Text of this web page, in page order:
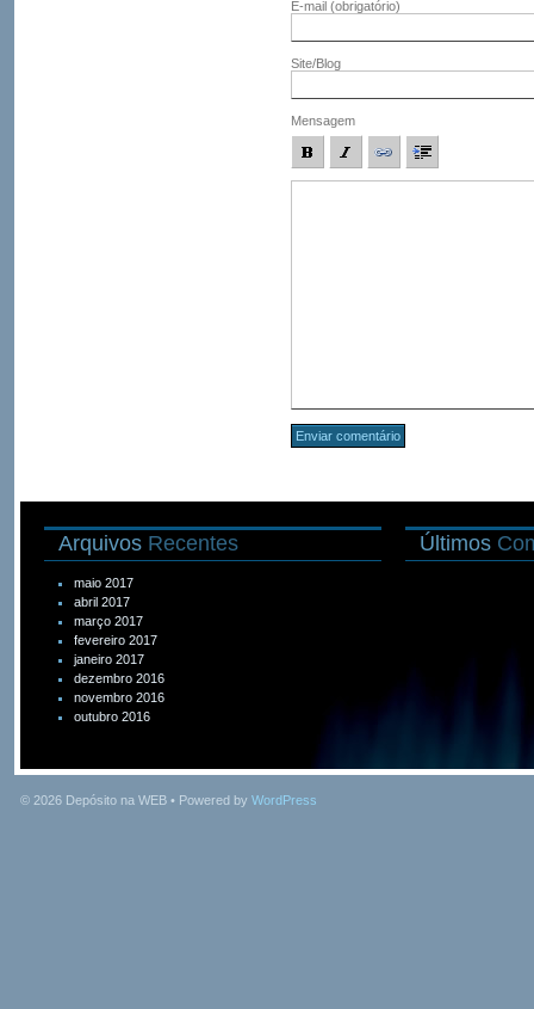
E-mail (obrigatório)
Site/Blog
Mensagem
Arquivos Recentes
maio 2017
abril 2017
março 2017
fevereiro 2017
janeiro 2017
dezembro 2016
novembro 2016
outubro 2016
Últimos
© 2026 Depósito na WEB • Powered by WordPress